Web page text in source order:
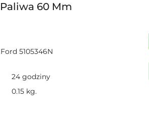
60 Mm
5105346N
24 godziny
0.15 kg.